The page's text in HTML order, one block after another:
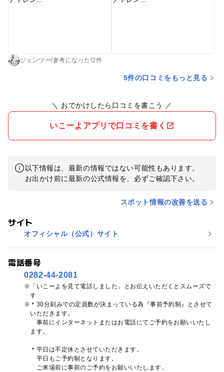
やんでおります。軍手は必須なんで気を付けてください！
ジェンツー/参考になった!2件
5件の口コミをもっと見る
＼ おでかけしたら口コミを書こう ／
いこーよアプリで口コミを書く
以下情報は、最新の情報ではない可能性もあります。
お出かけ前に最新の公式情報を、必ずご確認下さい。
スポット情報の改善を送る
サイト
オフィシャル（公式）サイト
電話番号
0282-44-2081
「いこーよを見て電話しました」とお伝えいただくとスムーズで
す
＊30分刻みでの定員数が決まっている為『事前予約制』とさせて
いただきます。
事前にインターネットまたはお電話にてご予約をお願いいたし
ます。
＊平日は不定休とさせていただきます。
平日もご予約制となります。
ご来場前に事前のご予約をお願いいたします。